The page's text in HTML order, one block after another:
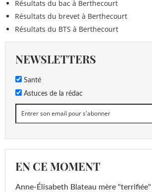
Résultats du bac à Berthecourt
Résultats du brevet à Berthecourt
Résultats du BTS à Berthecourt
NEWSLETTERS
Santé
Astuces de la rédac
EN CE MOMENT
Anne-Élisabeth Blateau mère